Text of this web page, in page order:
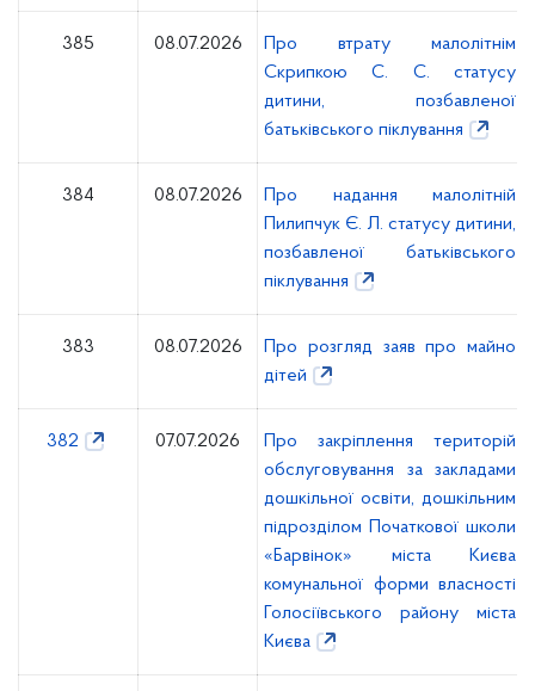
385 08.07.2026
Про втрату малолітнім
Скрипкою С. С. статусу
дитини, позбавленої
батьківського піклування
384 08.07.2026
Про надання малолітній
Пилипчук Є. Л. статусу дитини,
позбавленої батьківського
піклування
383 08.07.2026
Про розгляд заяв про майно
дітей
382 07.07.2026
Про закріплення територій
обслуговування за закладами
дошкільної освіти, дошкільним
підрозділом Початкової школи
«Барвінок» міста Києва
комунальної форми власності
Голосіївського району міста
Києва